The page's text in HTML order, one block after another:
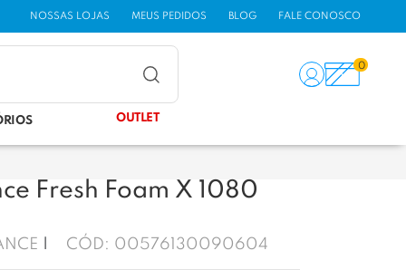
NOSSAS LOJAS MEUS PEDIDOS BLOG FALE CONOSCO
0
OUTLET
Fresh Foam X 1080
CÓD: 00576130090604